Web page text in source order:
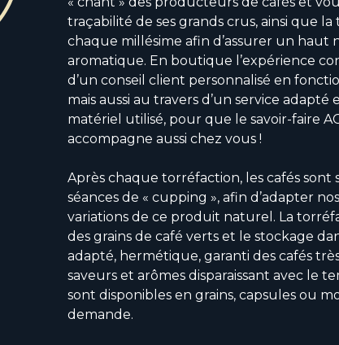
traçabilité de ses grands crus, ainsi que
chaque millésime afin d’assurer un haut
aromatique. En boutique l’expérience
d’un conseil client personnalisé en
mais aussi au travers d’un service
matériel utilisé, pour que le savoir-faire
accompagne aussi chez vous !
Après chaque torréfaction, les cafés sont
séances de « cupping », afin d’adapter
variations de ce produit naturel. La
des grains de café verts et le stockage
adapté, hermétique, garanti des cafés
saveurs et arômes disparaissant avec le
sont disponibles en grains, capsules ou
demande.